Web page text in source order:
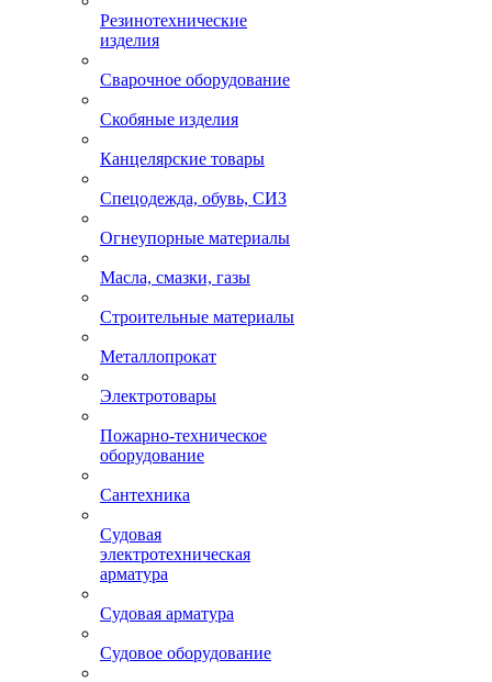
Резинотехнические
изделия
Сварочное оборудование
Скобяные изделия
Канцелярские товары
Спецодежда, обувь, СИЗ
Огнеупорные материалы
Масла, смазки, газы
Строительные материалы
Металлопрокат
Электротовары
Пожарно-техническое
оборудование
Сантехника
Судовая
электротехническая
арматура
Судовая арматура
Судовое оборудование